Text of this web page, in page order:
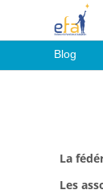
Blog
La
Les